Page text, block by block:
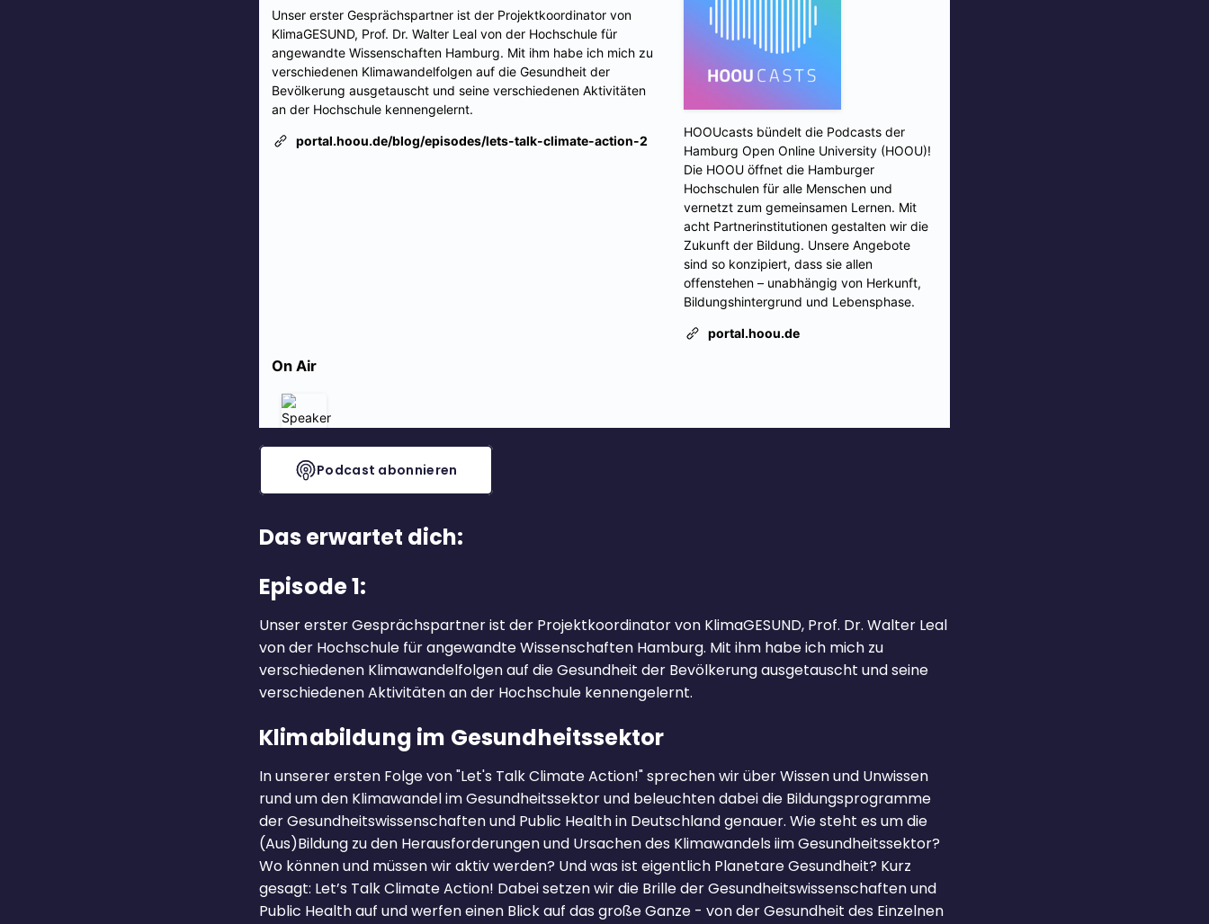
Podcast abonnieren
Das erwartet dich:
Episode 1:
Unser erster Gesprächspartner ist der Projektkoordinator von KlimaGESUND, Prof. Dr. Walter Leal
von der Hochschule für angewandte Wissenschaften Hamburg. Mit ihm habe ich mich zu
verschiedenen Klimawandelfolgen auf die Gesundheit der Bevölkerung ausgetauscht und seine
verschiedenen Aktivitäten an der Hochschule kennengelernt.
Klimabildung im Gesundheitssektor
In unserer ersten Folge von "Let's Talk Climate Action!" sprechen wir über Wissen und Unwissen
rund um den Klimawandel im Gesundheitssektor und beleuchten dabei die Bildungsprogramme
der Gesundheitswissenschaften und Public Health in Deutschland genauer. Wie steht es um die
(Aus)Bildung zu den Herausforderungen und Ursachen des Klimawandels iim Gesundheitssektor?
Wo können und müssen wir aktiv werden? Und was ist eigentlich Planetare Gesundheit? Kurz
gesagt: Let’s Talk Climate Action! Dabei setzen wir die Brille der Gesundheitswissenschaften und
Public Health auf und werfen einen Blick auf das große Ganze - von der Gesundheit des Einzelnen